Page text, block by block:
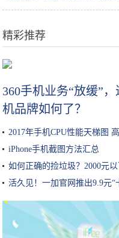
精彩推荐
做红烧肉，千万不要直接加
360手机业务“放缓”
机品牌如何了？
2017年手机CPU性能天梯图
iPhone手机截图方法汇总
如何正确的捡垃圾？2000元
活久见！一加官网推出9.9元“